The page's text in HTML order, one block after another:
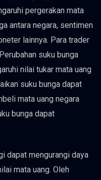
pergerakan mata
antara negara, sentimen
lainnya. Para trader
suku bunga
nilai tukar mata uang
suku bunga dapat
mata uang negara
bunga dapat
dapat mengurangi daya
mata uang. Oleh